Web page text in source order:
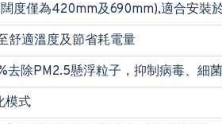
度僅為420mm及690mm),適合安裝
舒適溫度及節省耗電量
去除PM2.5懸浮粒子，抑制病毒、細
模式